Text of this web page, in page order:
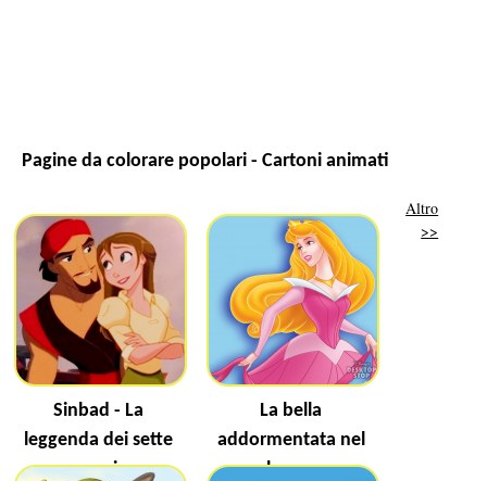
Pagine da colorare popolari - Cartoni animati
Sinbad - La
leggenda dei sette
mari
La bella
addormentata nel
bosco
Altro
>>